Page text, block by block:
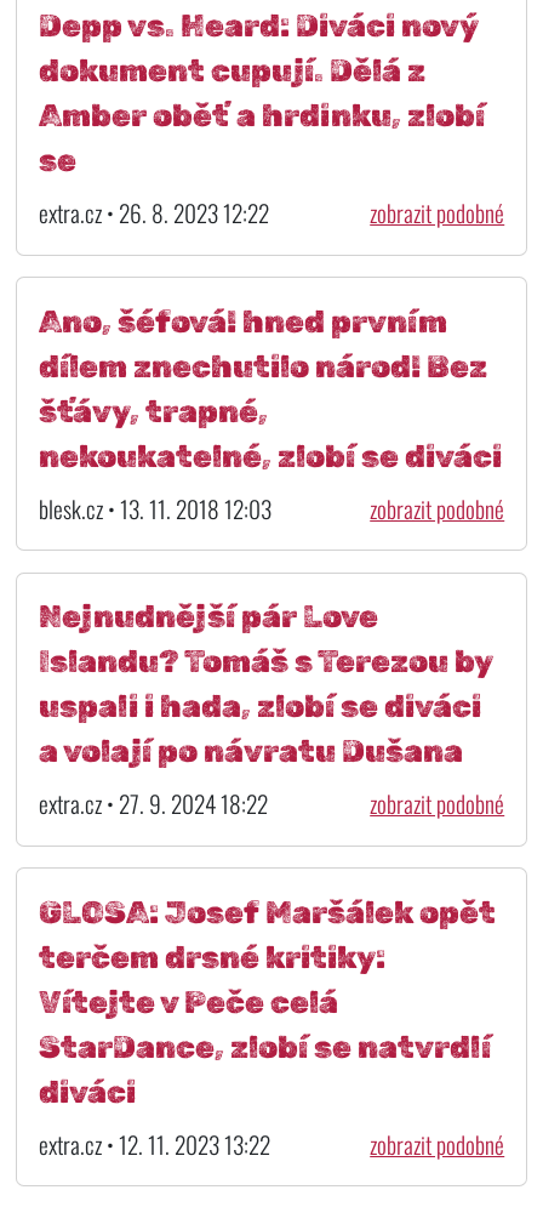
Depp vs. Heard: Diváci nový
dokument cupují. Dělá z
Amber oběť a hrdinku, zlobí
se
extra.cz • 26. 8. 2023 12:22 zobrazit podobné
Ano, šéfová! hned prvním
dílem znechutilo národ! Bez
šťávy, trapné,
nekoukatelné, zlobí se diváci
blesk.cz • 13. 11. 2018 12:03 zobrazit podobné
Nejnudnější pár Love
Islandu? Tomáš s Terezou by
uspali i hada, zlobí se diváci
a volají po návratu Dušana
extra.cz • 27. 9. 2024 18:22 zobrazit podobné
GLOSA: Josef Maršálek opět
terčem drsné kritiky:
Vítejte v Peče celá
StarDance, zlobí se natvrdlí
diváci
extra.cz • 12. 11. 2023 13:22 zobrazit podobné